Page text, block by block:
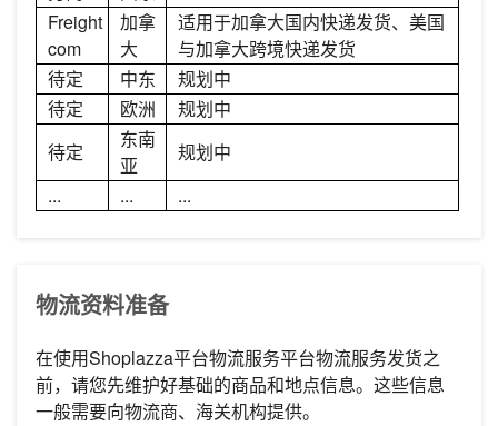
Freight
com
加拿
大
适用于加拿大国内快递发货、美国
与加拿大跨境快递发货
待定
中东
规划中
待定
欧洲
规划中
待定
东南
亚
规划中
...
... ...
物流资料准备
在使用Shoplazza平台物流服务平台物流服务发货之
前，请您先维护好基础的商品和地点信息。这些信息
一般需要向物流商、海关机构提供。